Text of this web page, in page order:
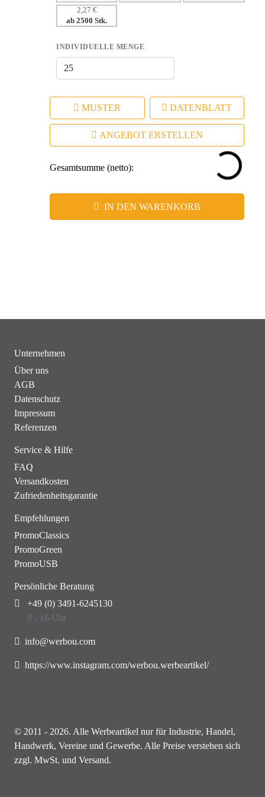
2,27 €
ab 2500 Stk.
INDIVIDUELLE MENGE
MUSTER DATENBLATT
ANGEBOT ERSTELLEN
Gesamtsumme (netto):
IN DEN WARENKORB
Unternehmen
Über uns
AGB
Datenschutz
Impressum
Referenzen
Service & Hilfe
FAQ
Versandkosten
Zufriedenheitsgarantie
Empfehlungen
PromoClassics
PromoGreen
PromoUSB
Persönliche Beratung
+49 (0) 3491-6245130
8 - 16 Uhr
info@werbou.com
https://www.instagram.com/werbou.werbeartikel/
© 2011 - 2026. Alle Werbeartikel nur für Industrie, Handel,
Handwerk, Vereine und Gewerbe. Alle Preise verstehen sich
zzgl. MwSt. und Versand.